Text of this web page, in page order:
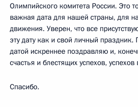
Олимпийского комитета России. Это
важная дата для нашей страны, для
движения. Уверен, что все
эту дату как и свой личный праздник.
датой искреннее поздравляю и,
счастья и блестящих успехов,
Спасибо.